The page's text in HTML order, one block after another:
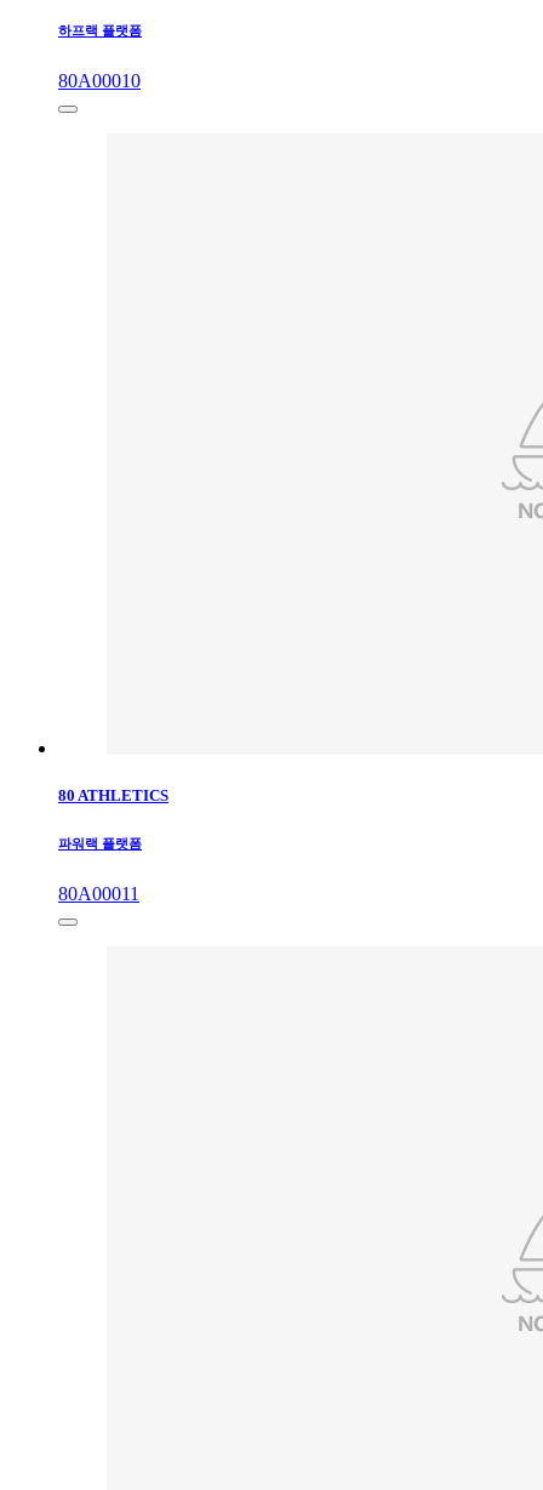
하프랙 플랫폼
80A00010
80 ATHLETICS
파워랙 플랫폼
80A00011